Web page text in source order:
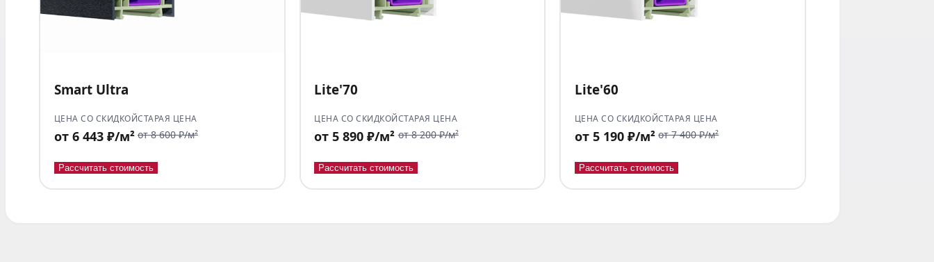
Smart Ultra
ЦЕНА СО СКИДКОЙ
от 6 443 ₽/м²
СТАРАЯ ЦЕНА
от 8 600 ₽/м²
Рассчитать стоимость
Lite'70
ЦЕНА СО СКИДКОЙ
от 5 890 ₽/м²
СТАРАЯ ЦЕНА
от 8 200 ₽/м²
Рассчитать стоимость
Lite'60
ЦЕНА СО СКИДКОЙ
от 5 190 ₽/м²
СТАРАЯ ЦЕНА
от 7 400 ₽/м²
Рассчитать стоимость